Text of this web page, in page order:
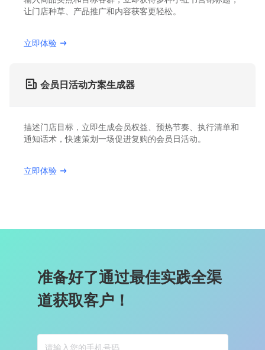
让门店种草、产品推广和内容获客更轻松。
立即体验
会员日活动方案生成器
描述门店目标，立即生成会员权益、预热节奏、执行清单和
通知话术，快速策划一场促进复购的会员日活动。
立即体验
准备好了通过最佳实践全渠
道获取客户！